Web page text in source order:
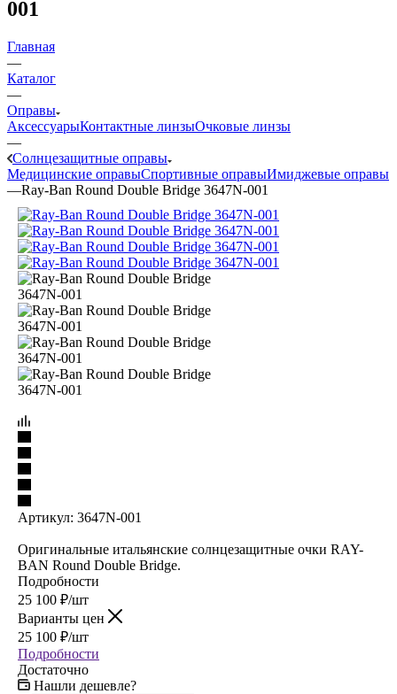
001
Главная
—
Каталог
—
Оправы
АксессуарыКонтактные линзыОчковые линзы
—
Солнцезащитные оправы
Медицинские оправыСпортивные оправыИмиджевые оправы
—Ray-Ban Round Double Bridge 3647N-001
Артикул: 3647N-001
Оригинальные итальянские солнцезащитные очки RAY-
BAN Round Double Bridge.
Подробности
25 100 ₽/шт
Варианты цен
25 100 ₽/шт
Подробности
Достаточно
Нашли дешевле?